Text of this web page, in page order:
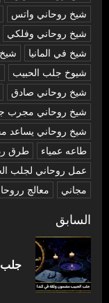
شيخ روحاني واتس
شيخ روحاني وفلكي
شيخ في المانيا
شيوخ جلب الحبيب
شیخ روحاني صادق
شیخ روحاني مجرب
شیخ روحاني يساعد
طاعه عمياء
طرق
عمل روحاني لجلب
مجاني
معالج
تصفّح
المقالات
السابق
جلب